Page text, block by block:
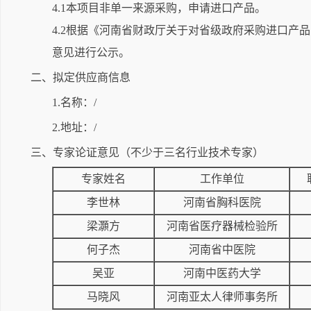
4.1本项目非单一来源采购，申请进口产品。
4.2根据《河南省财政厅关于对省级政府采购进口产
意见进行公示。
二、拟定供应商信息
1.名称：/
2.地址：/
三、专家论证意见（不少于三名行业技术专家）
专家姓名 工作单位
李世林
河南省胸科医院
梁灝方
河南省医疗器械检验所
何子杰
河南省中医院
吴亚
河南中医药大学
马晓风
河南亚太人律师事务所